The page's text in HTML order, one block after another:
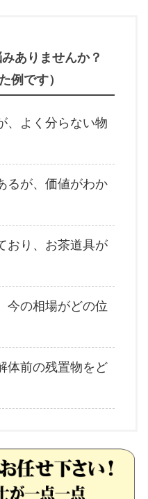
ありませんか？
例です）
、よく分らない物
るが、価値がわか
おり、お茶道具が
今の相場がどの位
体前の残置物をど